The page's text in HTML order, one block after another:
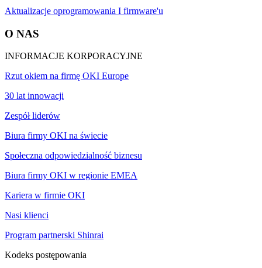
Aktualizacje oprogramowania I firmware'u
O NAS
INFORMACJE KORPORACYJNE
Rzut okiem na firmę OKI Europe
30 lat innowacji
Zespół liderów
Biura firmy OKI na świecie
Społeczna odpowiedzialność biznesu
Biura firmy OKI w regionie EMEA
Kariera w firmie OKI
Nasi klienci
Program partnerski Shinrai
Kodeks postępowania